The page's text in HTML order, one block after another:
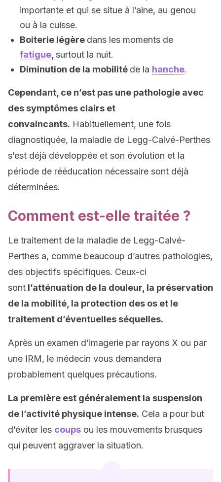
importante et qui se situe à l’aine, au genou
ou à la cuisse.
Boiterie légère dans les moments de
fatigue surtout la nuit.
Diminution de la mobilité de la hanche.
Cependant, ce n’est pas une pathologie avec
des symptômes clairs et
convaincants. Habituellement, une fois
diagnostiquée, la maladie de Legg-Calvé-Perthes
s’est déjà développée et son évolution et la
période de rééducation nécessaire sont déjà
déterminées.
Comment est-elle traitée ?
Le traitement de la maladie de Legg-Calvé-
Perthes a, comme beaucoup d’autres pathologies,
des objectifs spécifiques. Ceux-ci
sont l’atténuation de la douleur, la préservation
de la mobilité, la protection des os et le
traitement d’éventuelles séquelles.
Après un examen d’imagerie par rayons X ou par
une IRM, le médecin vous demandera
probablement quelques précautions.
La première est généralement la suspension
de l’activité physique intense. Cela a pour but
d’éviter les coups ou les mouvements brusques
qui peuvent aggraver la situation.